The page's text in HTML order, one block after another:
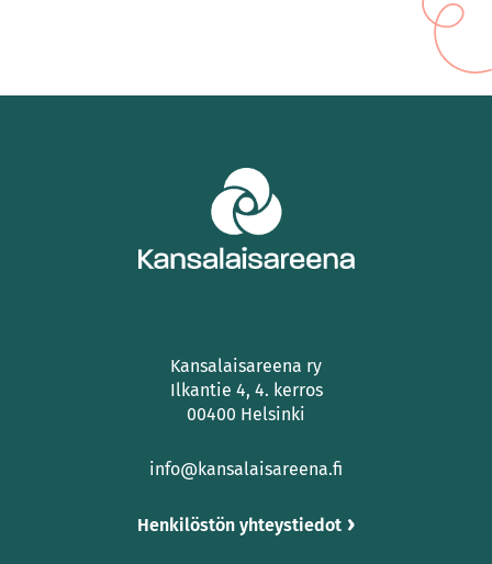
Kansalaisareena ry
Ilkantie 4, 4. kerros
00400 Helsinki
info@kansalaisareena.fi
Henkilöstön yhteystiedot